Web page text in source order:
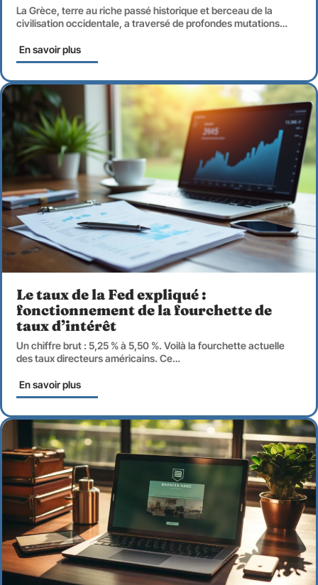
La Grèce, terre au riche passé historique et berceau de la
civilisation occidentale, a traversé de profondes mutations…
En savoir plus
Le taux de la Fed expliqué :
fonctionnement de la fourchette de
taux d’intérêt
Un chiffre brut : 5,25 % à 5,50 %. Voilà la fourchette actuelle
des taux directeurs américains. Ce…
En savoir plus